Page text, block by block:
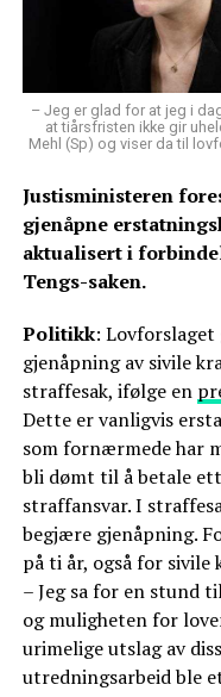
– Jeg er glad for at jeg i
at tiårsfristen ikke gir
Mehl (Sp) og viser da til
Justisministeren
gjenåpne
aktualisert i
Tengs-saken.
Politikk: Lovforslaget
gjenåpning av sivile
straffesak, ifølge en
Dette er vanligvis
som fornærmede har
bli dømt til å betale
straffansvar. I
begjære gjenåpning.
på ti år, også for sivile
– Jeg sa for en stund
og muligheten for
urimelige utslag av
utredningsarbeid ble